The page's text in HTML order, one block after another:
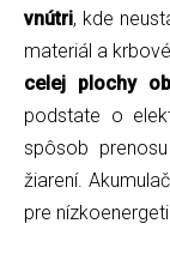
vnútri, kde
materiál a
celej plochy
podstate o
spôsob
žiarení.
pre